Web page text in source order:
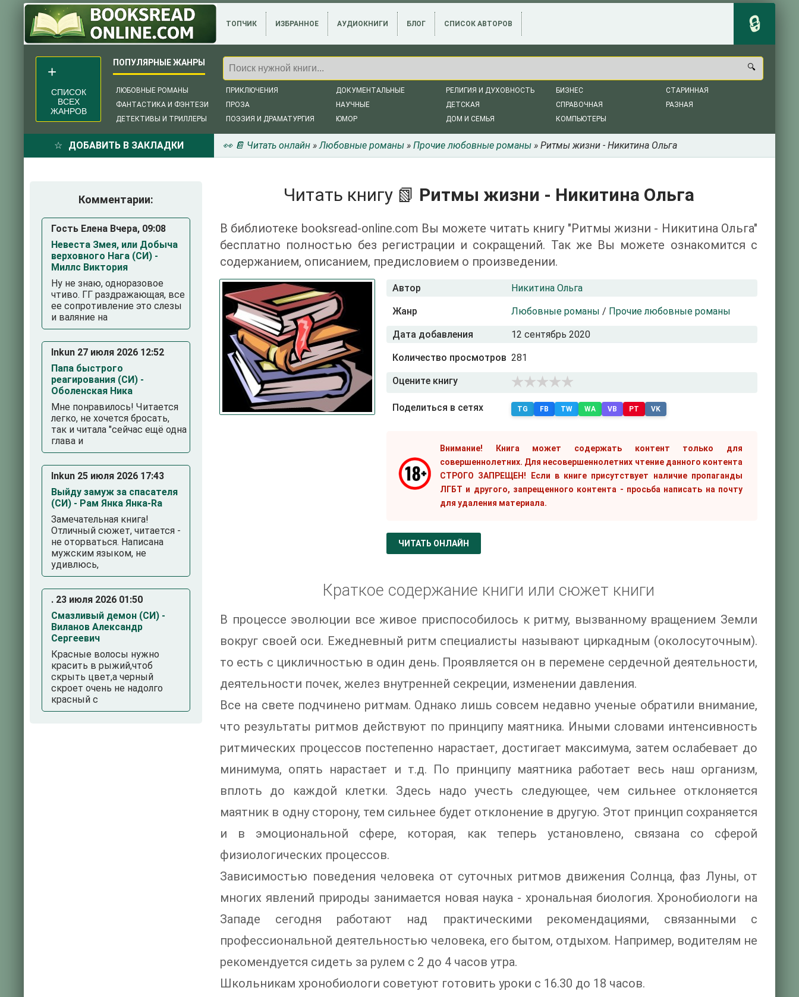
ТОПЧИК ИЗБРАННОЕ АУДИОКНИГИ БЛОГ СПИСОК АВТОРОВ
ЛЮБОВНЫЕ РОМАНЫ
ФАНТАСТИКА И ФЭНТЕЗИ
ДЕТЕКТИВЫ И ТРИЛЛЕРЫ
ПРИКЛЮЧЕНИЯ
ПРОЗА
ПОЭЗИЯ И ДРАМАТУРГИЯ
ДОКУМЕНТАЛЬНЫЕ
НАУЧНЫЕ
ЮМОР
РЕЛИГИЯ И ДУХОВНОСТЬ
ДЕТСКАЯ
ДОМ И СЕМЬЯ
БИЗНЕС
СПРАВОЧНАЯ
КОМПЬЮТЕРЫ
СТАРИННАЯ
РАЗНАЯ
СПИСОК
ВСЕХ
ЖАНРОВ
ДОБАВИТЬ В ЗАКЛАДКИ 👀 📔 Читать онлайн »Любовные романы » Прочие любовные романы » Ритмы жизни - Никитина Ольга
Читать книгу 📗 Ритмы жизни - Никитина Ольга
В библиотеке booksread-online.com Вы можете читать книгу "Ритмы жизни - Никитина Ольга"
бесплатно полностью без регистрации и сокращений. Так же Вы можете ознакомится с
содержанием, описанием, предисловием о произведении.
Автор Никитина Ольга
Жанр Любовные романы / Прочие любовные романы
Дата добавления 12 сентябрь 2020
Количество просмотров 281
Оцените книгу
Поделиться в сетях TG FB TW WA VB PT VK
Внимание! Книга может содержать контент только для
совершеннолетних. Для несовершеннолетних чтение данного контента
СТРОГО ЗАПРЕЩЕН! Если в книге присутствует наличие пропаганды
ЛГБТ и другого, запрещенного контента - просьба написать на почту
для удаления материала.
ЧИТАТЬ ОНЛАЙН
Краткое содержание книги или сюжет книги
В процессе эволюции все живое приспособилось к ритму, вызванному вращением Земли
вокруг своей оси. Ежедневный ритм специалисты называют циркадным (околосуточным).
то есть с цикличностью в один день. Проявляется он в перемене сердечной деятельности,
деятельности почек, желез внутренней секреции, изменении давления.
Все на свете подчинено ритмам. Однако лишь совсем недавно ученые обратили внимание,
что результаты ритмов действуют по принципу маятника. Иными словами интенсивность
ритмических процессов постепенно нарастает, достигает максимума, затем ослабевает до
минимума, опять нарастает и т.д. По принципу маятника работает весь наш организм,
вплоть до каждой клетки. Здесь надо учесть следующее, чем сильнее отклоняется
маятник в одну сторону, тем сильнее будет отклонение в другую. Этот принцип сохраняется
и в эмоциональной сфере, которая, как теперь установлено, связана со сферой
физиологических процессов.
Зависимостью поведения человека от суточных ритмов движения Солнца, фаз Луны, от
многих явлений природы занимается новая наука - хрональная биология. Хронобиологи на
Западе сегодня работают над практическими рекомендациями, связанными с
профессиональной деятельностью человека, его бытом, отдыхом. Например, водителям не
рекомендуется сидеть за рулем с 2 до 4 часов утра.
Школьникам хронобиологи советуют готовить уроки с 16.30 до 18 часов.
Комментарии:
Гость Елена Вчера, 09:08
Невеста Змея, или Добыча
верховного Нага (СИ) -
Миллс Виктория
Ну не знаю, одноразовое
чтиво. ГГ раздражающая, все
ее сопротивление это слезы
и валяние на
Inkun 27 июля 2026 12:52
Папа быстрого
реагирования (СИ) -
Оболенская Ника
Мне понравилось! Читается
легко, не хочется бросать,
так и читала "сейчас ещё одна
глава и
Inkun 25 июля 2026 17:43
Выйду замуж за спасателя
(СИ) - Рам Янка Янка-Ra
Замечательная книга!
Отличный сюжет, читается -
не оторваться. Написана
мужским языком, не
удивлюсь,
. 23 июля 2026 01:50
Смазливый демон (СИ) -
Виланов Александр
Сергеевич
Красные волосы нужно
красить в рыжий,чтоб
скрыть цвет,а черный
скроет очень не надолго
красный с